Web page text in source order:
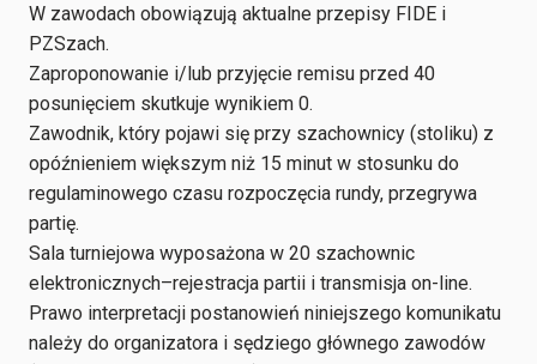
W zawodach obowiązują aktualne przepisy FIDE i
PZSzach.
Zaproponowanie i/lub przyjęcie remisu przed 40
posunięciem skutkuje wynikiem 0.
Zawodnik, który pojawi się przy szachownicy (stoliku) z
opóźnieniem większym niż 15 minut w stosunku do
regulaminowego czasu rozpoczęcia rundy, przegrywa
partię.
Sala turniejowa wyposażona w 20 szachownic
elektronicznych–rejestracja partii i transmisja on-line.
Prawo interpretacji postanowień niniejszego komunikatu
należy do organizatora i sędziego głównego zawodów